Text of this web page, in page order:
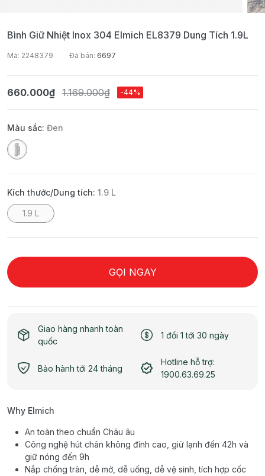
Bình Giữ Nhiệt Inox 304 Elmich EL8379 Dung Tích 1.9L
Mã: 2248379 Đã bán: 6697
660.000₫ 1.169.000₫ -44%
Màu sắc: Đen
Kích thước/Dung tích: 1.9 L
1.9 L
GỌI NGAY
Giao hàng nhanh toàn
quốc
1 đổi 1 tới 30 ngày
Bảo hành tới 24 tháng
Hotline hỗ trợ:
1900.63.69.25
Why Elmich
An toàn theo chuẩn Châu âu
Công nghệ hút chân không đỉnh cao, giữ lạnh đến 42h và
giữ nóng đến 9h
Nắp chống tràn, dễ mở, dễ uống, dễ vệ sinh, tích hợp cốc